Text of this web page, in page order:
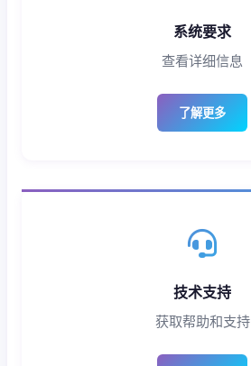
系统要求
查看详细信息
了解更多
技术支持
获取帮助和支持